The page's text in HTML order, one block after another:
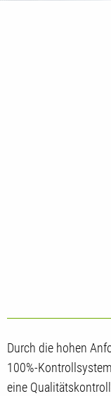
Durch die hohen
100%-
eine